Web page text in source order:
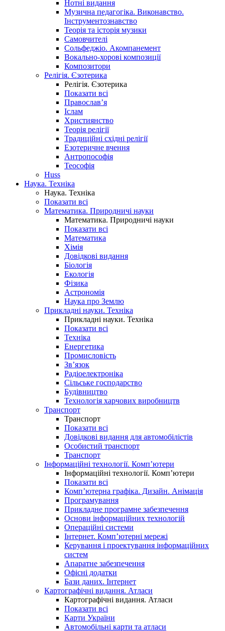
Нотні видання
Музична педагогіка. Виконавство.
Інструментознавство
Теорія та історія музики
Самовчителі
Сольфеджіо. Акомпанемент
Вокально-хорові композиції
Композитори
Релігія. Єзотерика
Релігія. Єзотерика
Показати всі
Православ’я
Іслам
Християнство
Теорія релігії
Традиційні східні релігії
Езотеричне вчення
Антропософія
Теософія
Huss
Наука. Техніка
Наука. Техніка
Показати всі
Математика. Природничі науки
Математика. Природничі науки
Показати всі
Математика
Хімія
Довідкові видання
Біологія
Екологія
Фізика
Астрономія
Наука про Землю
Прикладні науки. Техніка
Прикладні науки. Техніка
Показати всі
Техніка
Енергетика
Промисловість
Зв’язок
Радіоелектроніка
Сільське господарство
Будівництво
Технологія харчових виробництв
Транспорт
Транспорт
Показати всі
Довідкові видання для автомобілістів
Особистий транспорт
Транспорт
Інформаційні технології. Комп’ютери
Інформаційні технології. Комп’ютери
Показати всі
Комп’ютерна графіка. Дизайн. Анімація
Програмування
Прикладне програмне забезпечення
Основи інформаційних технологій
Операційні системи
Інтернет. Комп’ютерні мережі
Керування і проектування інформаційних
систем
Апаратне забезпечення
Офісні додатки
Бази даних. Інтернет
Картографічні видання. Атласи
Картографічні видання. Атласи
Показати всі
Карти України
Автомобільні карти та атласи